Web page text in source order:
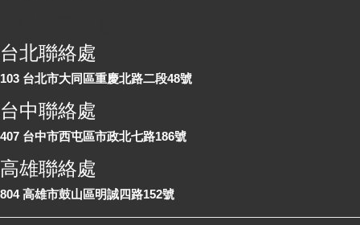
台北聯絡處
103 台北市大同區重慶北路二段48號
台中聯絡處
407 台中市西屯區市政北七路186號
高雄聯絡處
804 高雄市鼓山區明誠四路152號